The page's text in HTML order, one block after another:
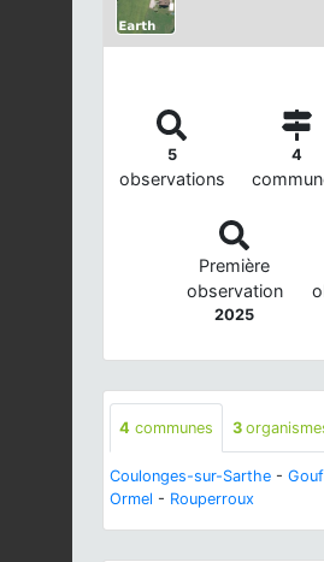
5
observations
4
Première
observation
2025
4 communes 3
Coulonges-sur-Sarthe -
Ormel - Rouperroux